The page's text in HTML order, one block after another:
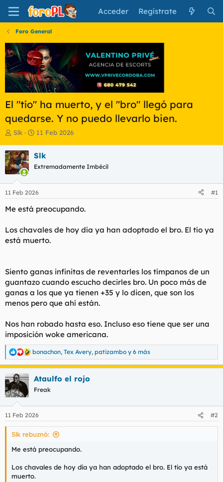
Acceder Regístrate
Foro General
El "tío" ha muerto, y el "bro" llegó para
quedarse. Y no puedo llevarlo bien.
I
i
c
i
a
d
o
d
l
t
Slk
F
h
a
e
i
i
i
o
11 Feb 2026
Slk
Extremadamente Imbécil
11 Feb 2026 #1
Me está preocupando.
Los chavales de hoy día ya han adoptado el bro. El tío ya
está muerto.
Siento ganas infinitas de reventarles los tímpanos de un
guantazo cuando escucho decirles bro. Un poco más de
ganas a los que ya tienen +35 y lo dicen, que son los
menos pero que ahí están.
Nos han robado hasta eso. Incluso eso tiene que ser una
imposición woke americana.
R
e
a
c
c
i
e
s
bonachon, Tex Avery, patizambo y 6 más
Ataulfo el rojo
Freak
11 Feb 2026 #2
Slk rebuznó:
Me está preocupando.
Los chavales de hoy día ya han adoptado el bro. El tío ya está
muerto.